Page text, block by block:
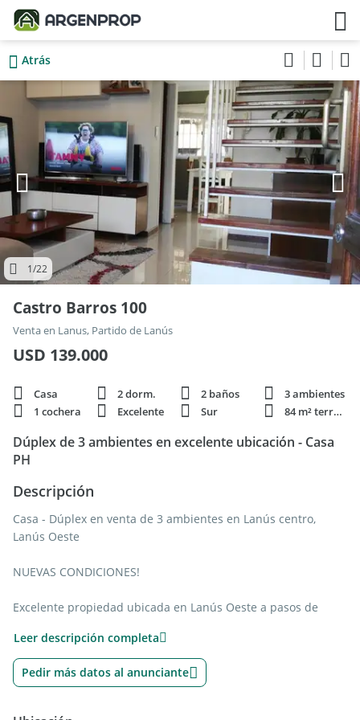
Atrás
1/22
Castro Barros 100
Venta en Lanus, Partido de Lanús
USD 139.000
Casa 2 dorm. 2 baños
3 ambientes
1 cochera
Excelente Sur 84 m² terren.
Dúplex de 3 ambientes en excelente ubicación - Casa
PH
Descripción
Casa - Dúplex en venta de 3 ambientes en Lanús centro,
Lanús Oeste
NUEVAS CONDICIONES!
Excelente propiedad ubicada en Lanús Oeste a pasos de
centros comerciales de la ciudad.
A 5 cuadras de la estación de trenes (línea Roca – CABA en 20’
microcentro 40’-, 75, 79, 100, 119, 154, 160, 164, 177, 179, 271,
Leer descripción completa
Pedir más datos al anunciante